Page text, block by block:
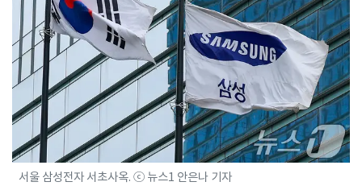
서울 삼성전자 서초사옥. ⓒ 뉴스1 안은나 기자